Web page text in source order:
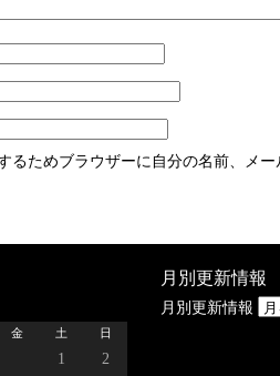
るためブラウザーに自分の名前、メー
金 土 日
1
2
月別更新情報
月別更新情報